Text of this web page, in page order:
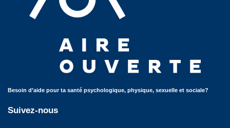
Besoin d’aide pour ta santé psychologique, physique, sexuelle et sociale?
Suivez-nous